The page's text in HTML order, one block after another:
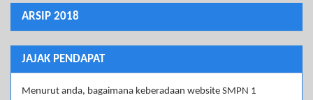
ARSIP 2018
JAJAK PENDAPAT
Menurut anda, bagaimana keberadaan website SMPN 1